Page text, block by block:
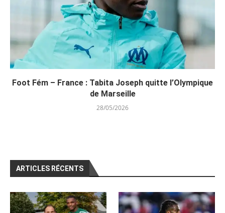
Foot Fém – France : Tabita Joseph quitte l’Olympique
de Marseille
28/05/2026
ARTICLES RÉCENTS